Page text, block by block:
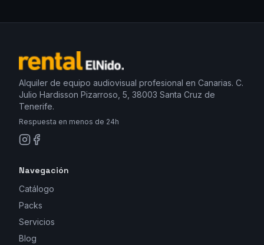
Alquiler de equipo audiovisual profesional en Canarias. C.
Julio Hardisson Pizarroso, 5, 38003 Santa Cruz de
Tenerife.
Respuesta en menos de 24h
Navegación
Catálogo
Packs
Servicios
Blog